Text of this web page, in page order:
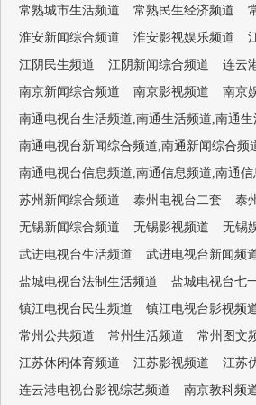
常熟城市生活频道 常熟民生经济频道
淮安新闻综合频道
淮安影视娱乐频道
江阴民生频道
江阴新闻综合频道 连云
南京新闻综合频道
南京影视频道 南京
南通电视台生活频道,南通生活频道,南通生
南通电视台新闻综合频道,南通新闻综合频
南通电视台信息频道,南通信息频道,南通
苏州新闻综合频道
泰州电视台二套 泰
无锡新闻综合频道
无锡影视频道 无锡
武进电视台生活频道
武进电视台新闻频
盐城电视台法制生活频道
盐城电视台七
镇江电视台民生频道
镇江电视台影视频
常州公共频道
常州生活频道 常州图文
江苏休闲体育频道
江苏影视频道 江苏
连云港电视台影视综艺频道
南京教科频